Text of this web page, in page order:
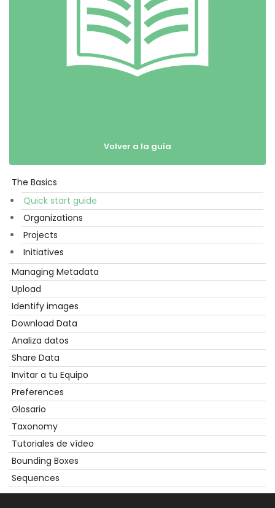
Volver a la guía
Empezar
The Basics
Quick start guide
Organizations
Projects
Initiatives
Managing Metadata
Upload
Identify images
Download Data
Analiza datos
Share Data
Invitar a tu Equipo
Preferences
Glosario
Taxonomy
Tutoriales de vídeo
Bounding Boxes
Sequences